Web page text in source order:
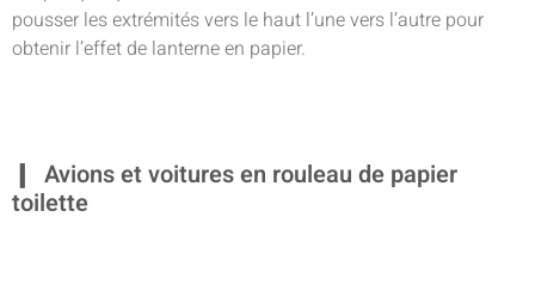
pousser les extrémités vers le haut l’une vers l’autre pour
obtenir l’effet de lanterne en papier.
Avions et voitures en rouleau de papier
toilette